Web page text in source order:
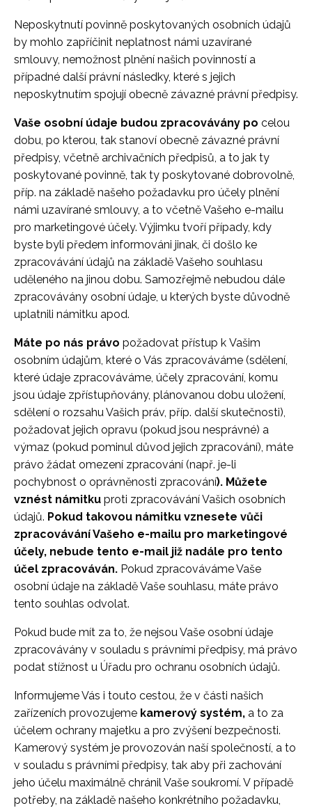
Neposkytnutí povinně poskytovaných osobních údajů
by mohlo zapříčinit neplatnost námi uzavírané
smlouvy, nemožnost plnění našich povinností a
případné další právní následky, které s jejich
neposkytnutím spojují obecně závazné právní předpisy.
Vaše osobní údaje budou zpracovávány po celou
dobu, po kterou, tak stanoví obecně závazné právní
předpisy, včetně archivačních předpisů, a to jak ty
poskytované povinně, tak ty poskytované dobrovolně,
příp. na základě našeho požadavku pro účely plnění
námi uzavírané smlouvy, a to včetně Vašeho e-mailu
pro marketingové účely. Výjimku tvoří případy, kdy
byste byli předem informováni jinak, či došlo ke
zpracovávání údajů na základě Vašeho souhlasu
uděleného na jinou dobu. Samozřejmě nebudou dále
zpracovávány osobní údaje, u kterých byste důvodně
uplatnili námitku apod.
Máte po nás právo požadovat přístup k Vašim
osobním údajům, které o Vás zpracováváme (sdělení,
které údaje zpracováváme, účely zpracování, komu
jsou údaje zpřístupňovány, plánovanou dobu uložení,
sdělení o rozsahu Vašich práv, příp. další skutečnosti),
požadovat jejich opravu (pokud jsou nesprávné) a
výmaz (pokud pominul důvod jejich zpracování), máte
právo žádat omezení zpracování (např. je-li
pochybnost o oprávněnosti zpracování). Můžete
vznést námitku proti zpracovávání Vašich osobních
údajů. Pokud takovou námitku vznesete vůči
zpracovávání Vašeho e-mailu pro marketingové
účely, nebude tento e-mail již nadále pro tento
účel zpracováván. Pokud zpracováváme Vaše
osobní údaje na základě Vaše souhlasu, máte právo
tento souhlas odvolat.
Pokud bude mít za to, že nejsou Vaše osobní údaje
zpracovávány v souladu s právními předpisy, má právo
podat stížnost u Úřadu pro ochranu osobních údajů.
Informujeme Vás i touto cestou, že v části našich
zařízeních provozujeme kamerový systém, a to za
účelem ochrany majetku a pro zvýšení bezpečnosti.
Kamerový systém je provozován naší společností, a to
v souladu s právními předpisy, tak aby při zachování
jeho účelu maximálně chránil Vaše soukromí. V případě
potřeby, na základě našeho konkrétního požadavku,